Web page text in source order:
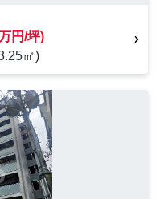
円/坪)
㎡)